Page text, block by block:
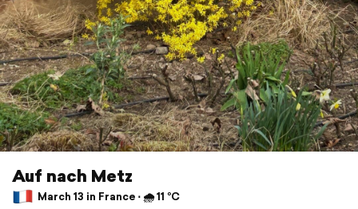
Auf nach Metz
March 13 in France ⋅ 🌧 11 °C